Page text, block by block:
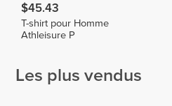
$45.43
T-shirt pour Homme
Athleisure P
Les plus vendus